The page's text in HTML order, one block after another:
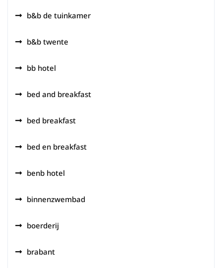
b&b de tuinkamer
b&b twente
bb hotel
bed and breakfast
bed breakfast
bed en breakfast
benb hotel
binnenzwembad
boerderij
brabant